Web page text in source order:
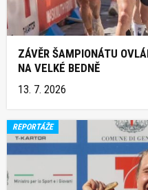
ZÁVĚR ŠAMPIONÁTU
NA VELKÉ BEDNĚ
13. 7. 2026
REPORTÁŽE